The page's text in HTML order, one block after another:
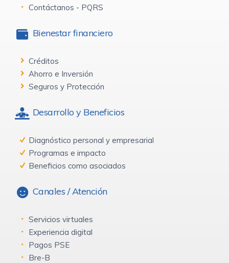
Contáctanos - PQRS
Bienestar financiero
Créditos
Ahorro e Inversión
Seguros y Protección
Desarrollo y Beneficios
Diagnóstico personal y empresarial
Programas e impacto
Beneficios como asociados
Canales / Atención
Servicios virtuales
Experiencia digital
Pagos PSE
Bre-B